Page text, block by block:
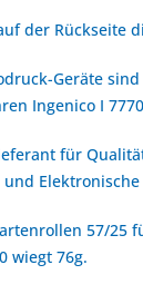
der Rückseite
Geräte
Ingenico I
für
57/25
wiegt 76g.